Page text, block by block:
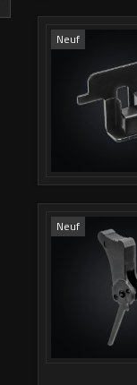
Neuf
Neuf